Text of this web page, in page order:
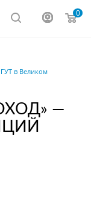
0
в Великом
—